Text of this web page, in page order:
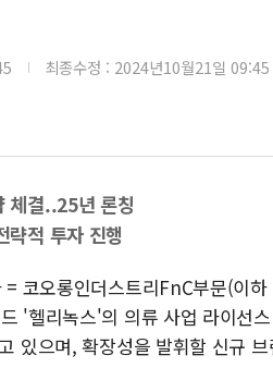
최종수정 : 2024년10월21일 09:45
체결..25년 론칭
적 투자 진행
코오롱인더스트리FnC부문(이
'헬리녹스'의 의류 사업 라이선
있으며, 확장성을 발휘할 신규